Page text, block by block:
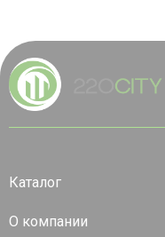
Каталог
О компании